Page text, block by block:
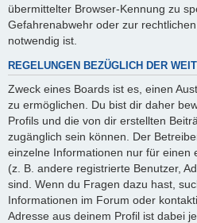
übermittelter Browser-Kennung zu
Gefahrenabwehr oder zur
notwendig ist.
REGELUNGEN BEZÜGLICH DER
Zweck eines Boards ist es, einen
zu ermöglichen. Du bist dir daher
Profils und die von dir erstellten
zugänglich sein können. Der
einzelne Informationen nur für einen
(z. B. andere registrierte Benutzer,
sind. Wenn du Fragen dazu hast,
Informationen im Forum oder
Adresse aus deinem Profil ist dabei